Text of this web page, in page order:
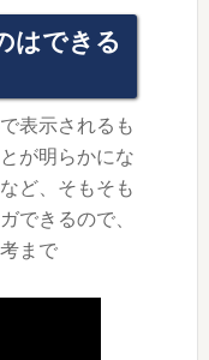
はできる
表示されるも
が明らかにな
ど、そもそも
できるので、
まで